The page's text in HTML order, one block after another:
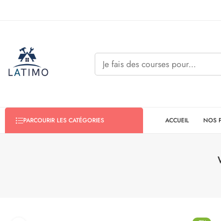
PARCOURIR LES CATÉGORIES ACCUEIL NOS